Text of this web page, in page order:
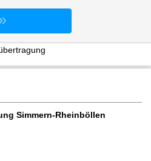
Simmern-Rheinböllen